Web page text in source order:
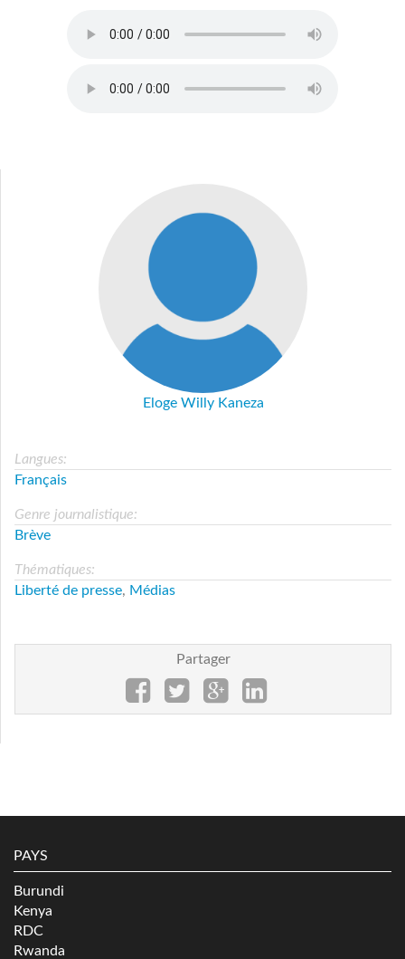
REMA_FR1.MP3
REMA_FR.MP3
Eloge Willy Kaneza
Langues:
Français
Genre journalistique:
Brève
Thématiques:
Liberté de presse, Médias
Partager
PAYS
Burundi
Kenya
RDC
Rwanda